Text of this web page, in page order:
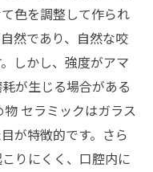
色を調整して作られ
然であり、自然な咬
しかし、強度がアマ
が生じる場合がある
セラミックはガラス
が特徴的です。さら
りにくく、口腔内に